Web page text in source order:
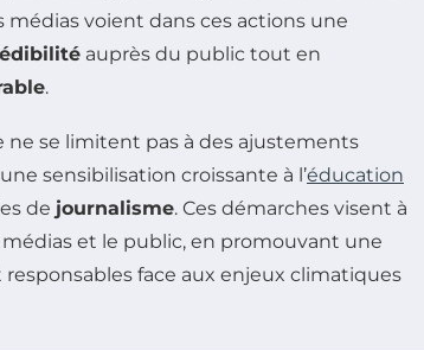
médias voient dans ces actions une
auprès du public tout en
.
ne se limitent pas à des ajustements
sensibilisation croissante à l’éducation
de journalisme. Ces démarches visent à
et le public, en promouvant une
face aux enjeux climatiques